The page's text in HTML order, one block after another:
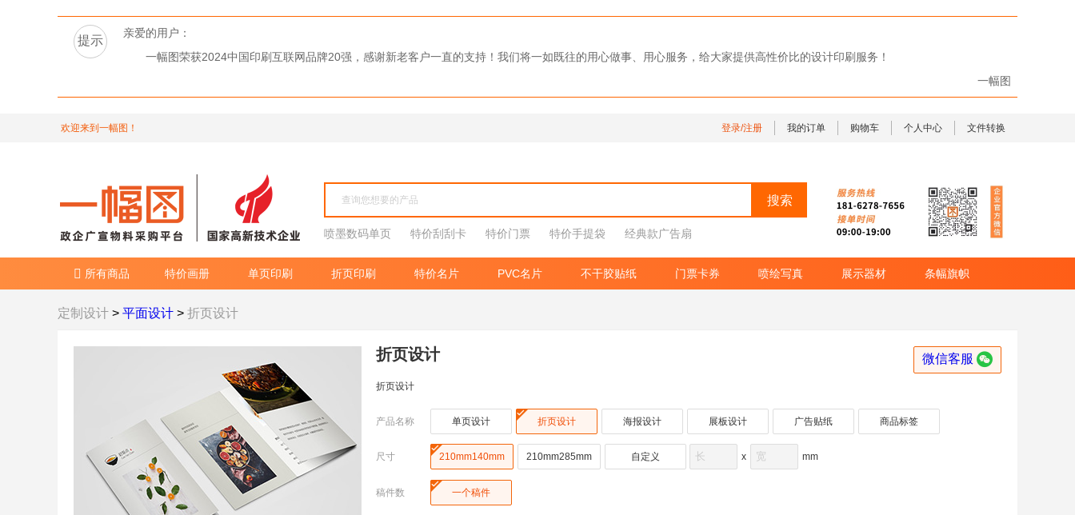
提示
亲爱的用户：
一幅图荣获2024中国印刷互联网品牌20强，感谢新老客户一直的支持！我们将一如既往的用心做事、用心服务，给大家提供高性价比的设计印刷服务！
一幅图
欢迎来到一幅图！ 登录/注册 我的订单 购物车 个人中心 文件转换
喷墨数码单页 特价刮刮卡 特价门票 特价手提袋 经典款广告扇
 所有商品 特价画册 单页印刷 折页印刷 特价名片 PVC名片 不干胶贴纸 门票卡券 喷绘写真 展示器材 条幅旗帜
定制设计 > 平面设计 > 折页设计
折页设计 微信客服 
折页设计
产品名称 单页设计  折页设计 海报设计 展板设计 广告贴纸 商品标签
尺寸 210mm140mm 210mm285mm 自定义 x mm
稿件数  一个稿件